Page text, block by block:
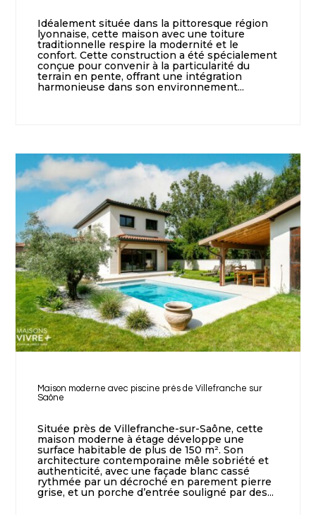
Idéalement située dans la pittoresque région
lyonnaise, cette maison avec une toiture
traditionnelle respire la modernité et le
confort. Cette construction a été spécialement
conçue pour convenir à la particularité du
terrain en pente, offrant une intégration
harmonieuse dans son environnement...
Maison moderne avec piscine près de Villefranche sur
Saône
Située près de Villefranche-sur-Saône, cette
maison moderne à étage développe une
surface habitable de plus de 150 m². Son
architecture contemporaine mêle sobriété et
authenticité, avec une façade blanc cassé
rythmée par un décroché en parement pierre
grise, et un porche d’entrée souligné par des...